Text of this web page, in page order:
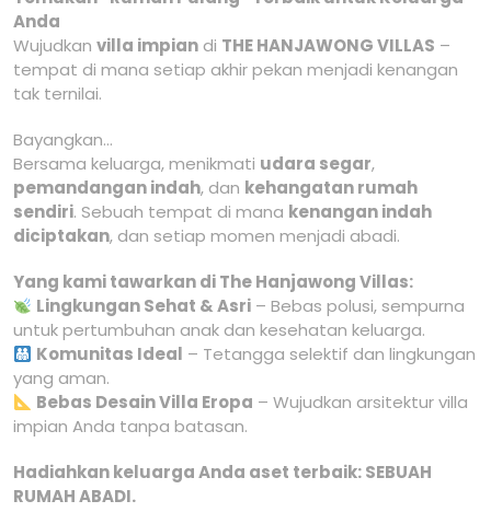
Anda
Wujudkan villa impian di THE HANJAWONG VILLAS –
tempat di mana setiap akhir pekan menjadi kenangan
tak ternilai.
Bayangkan…
Bersama keluarga, menikmati udara segar,
pemandangan indah, dan kehangatan rumah
sendiri. Sebuah tempat di mana kenangan indah
diciptakan, dan setiap momen menjadi abadi.
Yang kami tawarkan di The Hanjawong Villas:
Lingkungan Sehat & Asri – Bebas polusi, sempurna
untuk pertumbuhan anak dan kesehatan keluarga.
Komunitas Ideal – Tetangga selektif dan lingkungan
yang aman.
Bebas Desain Villa Eropa – Wujudkan arsitektur villa
impian Anda tanpa batasan.
Hadiahkan keluarga Anda aset terbaik: SEBUAH
RUMAH ABADI.